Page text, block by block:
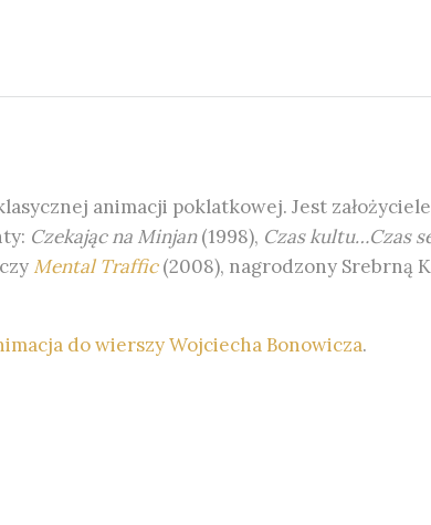
animacji poklatkowej. Jest
Czekając na Minjan(1998), Czas kultu…Czas
Mental Traffic(2008), nagrodzony Srebrną
do wierszy Wojciecha Bonowicza.